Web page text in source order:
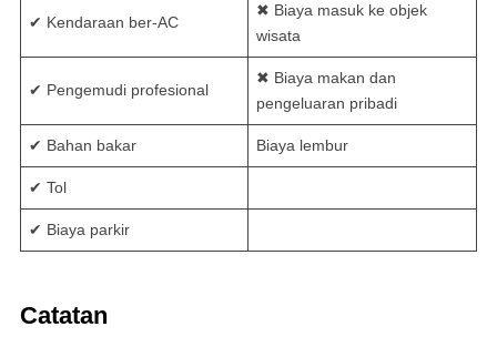
✔ Kendaraan ber-AC
✖ Biaya masuk ke objek
wisata
✔ Pengemudi profesional
✖ Biaya makan dan
pengeluaran pribadi
✔ Bahan bakar Biaya lembur
✔ Tol
✔ Biaya parkir
Catatan